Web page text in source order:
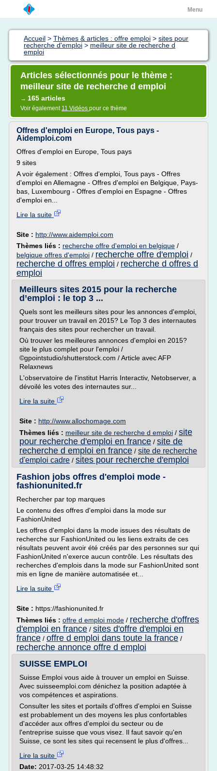
Menu
Accueil > Thèmes & articles : offre emploi > sites pour
recherche d'emploi > meilleur site de recherche d
emploi
Articles sélectionnés pour le thème :
meilleur site de recherche d emploi
→ 165 articles
Voir également 11 Vidéos pour ce thème
Offres d'emploi en Europe, Tous pays -
Aidemploi.com
Offres d'emploi en Europe, Tous pays
9 sites
A voir également : Offres d'emploi, Tous pays - Offres
d'emploi en Allemagne - Offres d'emploi en Belgique, Pays-
bas, Luxembourg - Offres d'emploi en Espagne - Offres
d'emploi en...
Lire la suite
Site : http://www.aidemploi.com
Thèmes liés : recherche offre d'emploi en belgique /
belgique offres d'emploi / recherche offre d'emploi /
recherche d offres emploi / recherche d offres d
emploi
Meilleurs sites 2015 pour la recherche
d’emploi : le top 3 ...
Quels sont les meilleurs sites pour les annonces d'emploi,
pour trouver un travail en 2015? Le Top 3 des internautes
français des sites pour rechercher un travail.
Où trouver les meilleures annonces d'emploi en 2015?
site le plus complet pour l'emploi /
©gpointstudio/shutterstock.com / Article avec AFP
Relaxnews
L'observatoire de l'institut Harris Interactiv, Netobserver, a
dévoilé les votes des internautes sur...
Lire la suite
Site : http://www.allochomage.com
Thèmes liés : meilleur site de recherche d emploi / site
pour recherche d'emploi en france / site de
recherche d emploi en france / site de recherche
d'emploi cadre / sites pour recherche d'emploi
Fashion jobs offres d'emploi mode -
fashionunited.fr
Rechercher par top marques
Le contenu des offres d'emploi dans la mode sur
FashionUnited
Les offres d'emploi dans la mode issues des résultats de
recherche sur FashionUnited ou les liens extraits de ces
résultats peuvent avoir été créés par des personnes sur qui
FashionUnited n'exerce aucun contrôle. Les résultats des
recherches d'emplois dans la mode sur FashionUnited sont
mis en ligne de manière automatisée et...
Lire la suite
Site : https://fashionunited.fr
Thèmes liés : offre d emploi mode / recherche d'offres
d'emploi en france / sites d'offre d'emploi en
france / offre d emploi dans toute la france /
recherche annonce offre d emploi
SUISSE EMPLOI
Suisse Emploi vous aide à trouver un emploi en Suisse.
Avec suisseemploi.com dénichez la position adaptée à
vos compétences et aspirations.
Consulter les sites et portails d'offres d'emploi en Suisse
est probablement un des moyens les plus confortables
d'accéder aux offres d'emploi du secteur ou de
l'entreprise suisse que vous visez. Il faut savoir qu'en
Suisse, ce sont les sites qui recensent le plus d'offres...
Lire la suite
Date: 2017-03-25 14:48:32